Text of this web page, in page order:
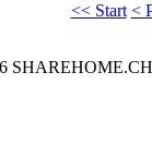
<< Start <